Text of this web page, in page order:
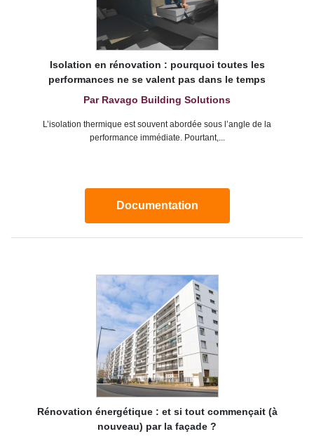
Isolation en rénovation : pourquoi toutes les
performances ne se valent pas dans le temps
Par Ravago Building Solutions
L’isolation thermique est souvent abordée sous l’angle de la
performance immédiate. Pourtant,...
Documentation
Rénovation énergétique : et si tout commençait (à
nouveau) par la façade ?